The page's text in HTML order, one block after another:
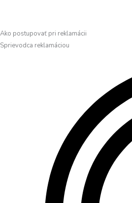
Ako postupovať pri reklamácii
Sprievodca reklamáciou